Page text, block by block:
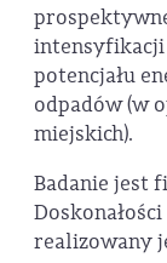
intensyfikacji
potencjału
odpadów (w
miejskich).
Badanie jest
realizowany